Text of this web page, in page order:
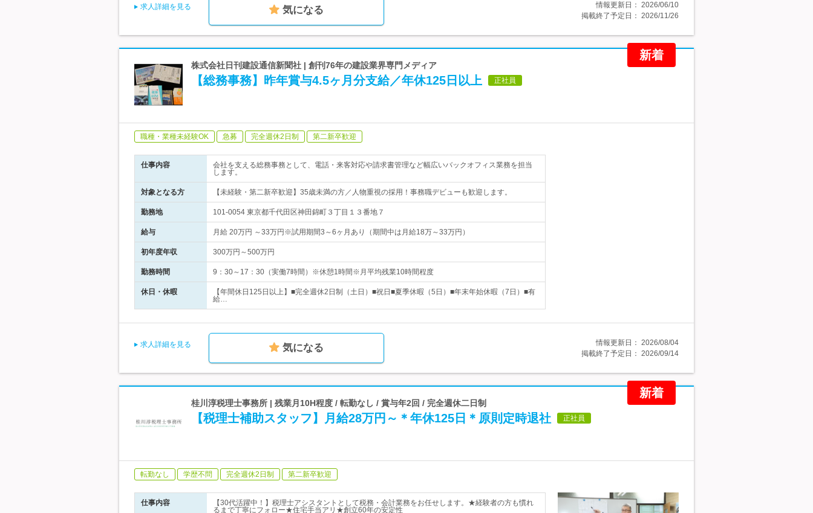
求人詳細を見る 気になる 情報更新日： 2026/06/10
掲載終了予定日： 2026/11/26
新着
株式会社日刊建設通信新聞社 | 創刊76年の建設業界専門メディア
【総務事務】昨年賞与4.5ヶ月分支給／年休125日以上 正社員
職種・業種未経験OK 急募 完全週休2日制 第二新卒歓迎
仕事内容
会社を支える総務事務として、電話・来客対応や請求書管理など幅広いバックオフィス業務を担当
します。
対象となる方 【未経験・第二新卒歓迎】35歳未満の方／人物重視の採用！事務職デビューも歓迎します。
勤務地 101-0054 東京都千代田区神田錦町３丁目１３番地７
給与 月給 20万円 ～33万円※試用期間3～6ヶ月あり（期間中は月給18万～33万円）
初年度年収 300万円～500万円
勤務時間 9：30～17：30（実働7時間）※休憩1時間※月平均残業10時間程度
休日・休暇
【年間休日125日以上】■完全週休2日制（土日）■祝日■夏季休暇（5日）■年末年始休暇（7日）■有
給…
求人詳細を見る 気になる 情報更新日： 2026/08/04
掲載終了予定日： 2026/09/14
新着
桂川淳税理士事務所 | 残業月10H程度 / 転勤なし / 賞与年2回 / 完全週休二日制
【税理士補助スタッフ】月給28万円～＊年休125日＊原則定時退社 正社員
転勤なし 学歴不問 完全週休2日制 第二新卒歓迎
仕事内容
【30代活躍中！】税理士アシスタントとして税務・会計業務をお任せします。★経験者の方も慣れ
るまで丁寧にフォロー★住宅手当アリ★創立60年の安定性